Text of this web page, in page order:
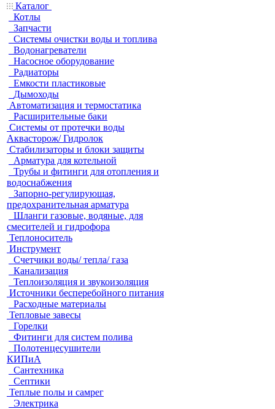
Каталог
Котлы
Запчасти
Системы очистки воды и топлива
Водонагреватели
Насосное оборудование
Радиаторы
Емкости пластиковые
Дымоходы
Автоматизация и термостатика
Расширительные баки
Системы от протечки воды
Аквасторож/ Гидролок
Стабилизаторы и блоки защиты
Арматура для котельной
Трубы и фитинги для отопления и
водоснабжения
Запорно-регулирующая,
предохранительная арматура
Шланги газовые, водяные, для
смесителей и гидрофора
Теплоноситель
Инструмент
Счетчики воды/ тепла/ газа
Канализация
Теплоизоляция и звукоизоляция
Источники бесперебойного питания
Расходные материалы
Тепловые завесы
Горелки
Фитинги для систем полива
Полотенцесушители
КИПиА
Сантехника
Септики
Теплые полы и самрег
Электрика